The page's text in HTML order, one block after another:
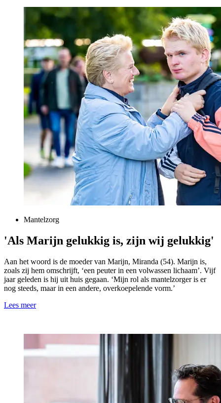
Mantelzorg
'Als Marijn gelukkig is, zijn wij gelukkig'
Aan het woord is de moeder van Marijn, Miranda (54). Marijn is,
zoals zij hem omschrijft, ‘een peuter in een volwassen lichaam’. Vijf
jaar geleden is hij uit huis gegaan. ‘Mijn rol als mantelzorger is er
nog steeds, maar in een andere, overkoepelende vorm.’
Lees meer